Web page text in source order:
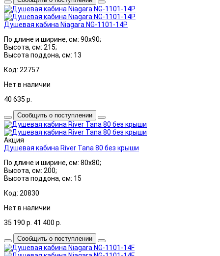
Душевая кабина Niagara NG-1101-14P
По длине и ширине, см: 90x90;
Высота, см: 215;
Высота поддона, см: 13
Код: 22757
Нет в наличии
40 635 р.
Сообщить о поступлении
Акция
Душевая кабина River Tana 80 без крыши
По длине и ширине, см: 80x80;
Высота, см: 200;
Высота поддона, см: 15
Код: 20830
Нет в наличии
35 190 р. 41 400 р.
Сообщить о поступлении